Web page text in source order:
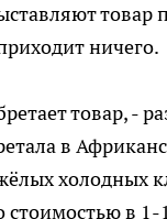
товар
ничего.
товар, -
в
холодных
в